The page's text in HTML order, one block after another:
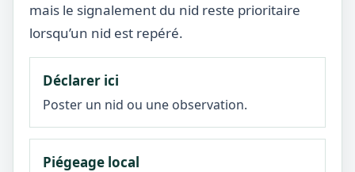
mais le signalement du nid reste prioritaire
lorsqu’un nid est repéré.
Déclarer ici
Poster un nid ou une observation.
Piégeage local